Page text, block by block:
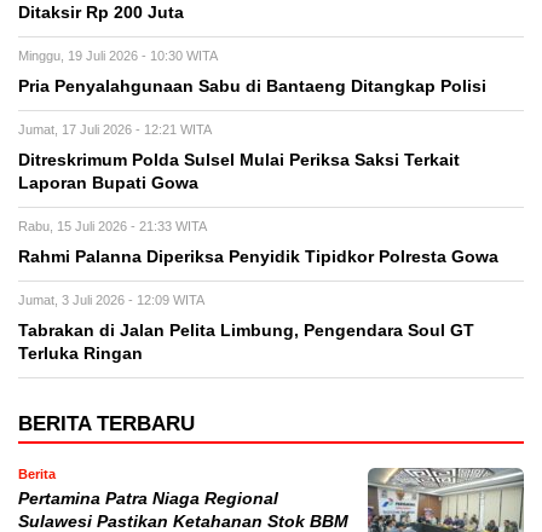
Ditaksir Rp 200 Juta
Minggu, 19 Juli 2026 - 10:30 WITA
Pria Penyalahgunaan Sabu di Bantaeng Ditangkap Polisi
Jumat, 17 Juli 2026 - 12:21 WITA
Ditreskrimum Polda Sulsel Mulai Periksa Saksi Terkait
Laporan Bupati Gowa
Rabu, 15 Juli 2026 - 21:33 WITA
Rahmi Palanna Diperiksa Penyidik Tipidkor Polresta Gowa
Jumat, 3 Juli 2026 - 12:09 WITA
Tabrakan di Jalan Pelita Limbung, Pengendara Soul GT
Terluka Ringan
BERITA TERBARU
Berita
Pertamina Patra Niaga Regional
Sulawesi Pastikan Ketahanan Stok BBM